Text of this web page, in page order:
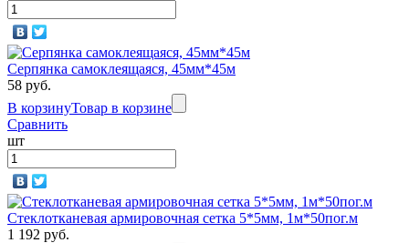
Серпянка самоклеящаяся, 45мм*45м
58 руб.
В корзинуТовар в корзине
Сравнить
шт
Стеклотканевая армировочная сетка 5*5мм, 1м*50пог.м
1 192 руб.